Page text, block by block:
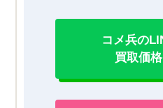
コメ兵の
買取価